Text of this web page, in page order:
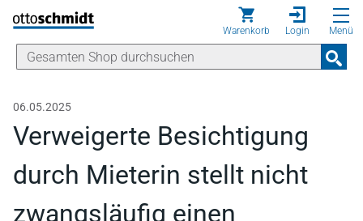
Direkt zum Inhalt
Warenkorb Login Menü
06.05.2025
Verweigerte Besichtigung
durch Mieterin stellt nicht
zwangsläufig einen